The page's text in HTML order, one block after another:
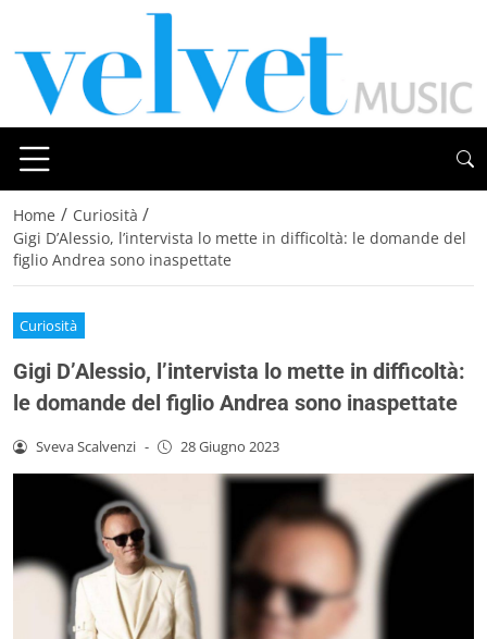
Home / Curiosità /
Gigi D’Alessio, l’intervista lo mette in difficoltà: le domande del
figlio Andrea sono inaspettate
Curiosità
Gigi D’Alessio, l’intervista lo mette in difficoltà:
le domande del figlio Andrea sono inaspettate
Sveva Scalvenzi - 28 Giugno 2023